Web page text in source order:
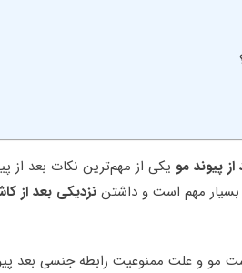
پیوند مو یکی از مهم‌ترین نکات بعد از
مهم است و داشتن نزدیکی بعد از
مو و علت ممنوعیت رابطه جنسی بعد